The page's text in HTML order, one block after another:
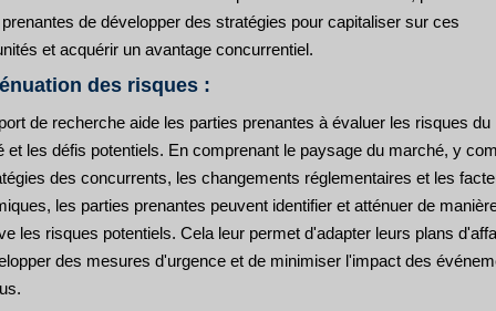
de développer des stratégies pour capitaliser sur ces
et acquérir un avantage concurrentiel.
des risques :
de recherche aide les parties prenantes à évaluer les risques du
et les défis potentiels. En comprenant le paysage du marché, y
des concurrents, les changements réglementaires et les
les parties prenantes peuvent identifier et atténuer de
les risques potentiels. Cela leur permet d'adapter leurs plans
des mesures d'urgence et de minimiser l'impact des